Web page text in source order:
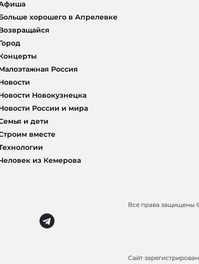
хорошего в Апрелевке
Россия
Новокузнецка
России и мира
и дети
вместе
из Кемерова
Все права защищены
Сайт